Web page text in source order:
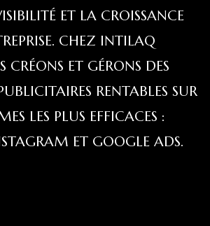
ET LA CROISSANCE
CHEZ INTILAQ
ET GÉRONS DES
RENTABLES SUR
LES PLUS EFFICACES :
ET GOOGLE ADS.